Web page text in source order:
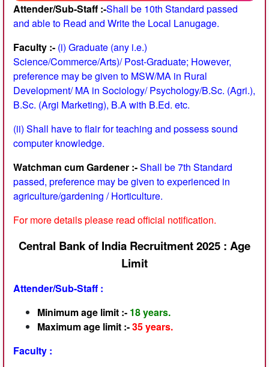
Attender/Sub-Staff :-Shall be 10th Standard passed
and able to Read and Write the Local Lanugage.
Faculty :- (i) Graduate (any i.e.)
Science/Commerce/Arts)/ Post-Graduate; However,
preference may be given to MSW/MA in Rural
Development/ MA in Sociology/ Psychology/B.Sc. (Agri.),
B.Sc. (Argi Marketing), B.A with B.Ed. etc.
(ii) Shall have to flair for teaching and possess sound
computer knowledge.
Watchman cum Gardener :-Shall be 7th Standard
passed, preference may be given to experienced in
agriculture/gardening / Horticulture.
For more details please read official notification.
Central Bank of India Recruitment 2025 : Age
Limit
Attender/Sub-Staff :
Minimum age limit :- 18 years.
Maximum age limit :-35 years.
Faculty :